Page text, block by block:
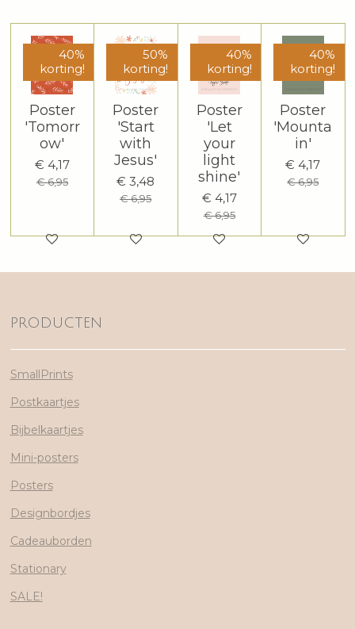
40%
korting!
Poster
'Tomorr
ow'
€ 4,17
€ 6,95
50%
korting!
Poster
'Start
with
Jesus'
€ 3,48
€ 6,95
40%
korting!
Poster
'Let
your
light
shine'
€ 4,17
€ 6,95
40%
korting!
Poster
'Mounta
in'
€ 4,17
€ 6,95
PRODUCTEN
SmallPrints
Postkaartjes
Bijbelkaartjes
Mini-posters
Posters
Designbordjes
Cadeauborden
Stationary
SALE!